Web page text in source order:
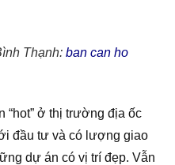
Thạnh: ban can ho
“hot” ở thị trường địa ốc
đầu tư và có lượng giao
dự án có vị trí đẹp. Vẫn